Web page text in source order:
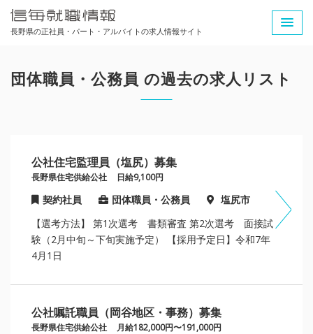
長野県の正社員・パート・アルバイトの求人情報サイト
団体職員・公務員 の過去の求人リスト
公社住宅監理員（塩尻）募集
長野県住宅供給公社 日給9,100円
契約社員 団体職員・公務員 塩尻市
【選考方法】 第1次選考 書類審査 第2次選考 面接試
験（2月中旬～下旬実施予定） 【採用予定日】令和7年
4月1日
公社嘱託職員（岡谷地区・事務）募集
長野県住宅供給公社 月給182,000円〜191,000円